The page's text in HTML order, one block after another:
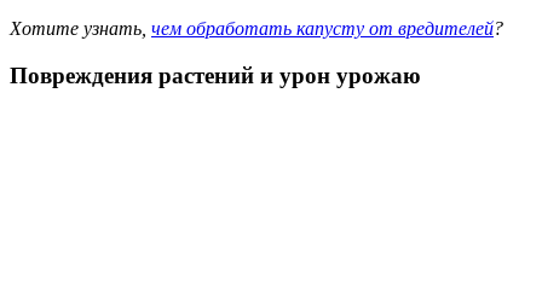
Хотите узнать, чем обработать капусту от вредителей?
Повреждения растений и урон урожаю